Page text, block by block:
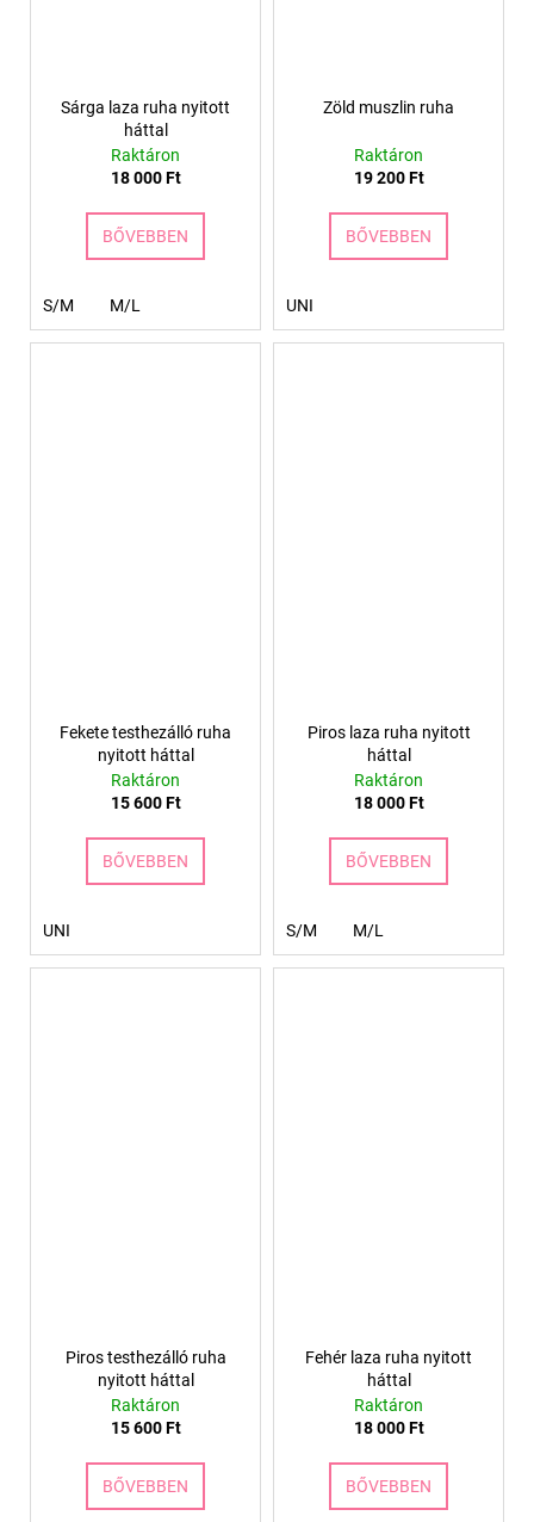
Sárga laza ruha nyitott
háttal
Raktáron
18 000 Ft
BŐVEBBEN
S/M M/L
Zöld muszlin ruha
Raktáron
19 200 Ft
BŐVEBBEN
UNI
Fekete testhezálló ruha
nyitott háttal
Raktáron
15 600 Ft
BŐVEBBEN
UNI
Piros laza ruha nyitott
háttal
Raktáron
18 000 Ft
BŐVEBBEN
S/M M/L
Piros testhezálló ruha
nyitott háttal
Raktáron
15 600 Ft
BŐVEBBEN
Fehér laza ruha nyitott
háttal
Raktáron
18 000 Ft
BŐVEBBEN